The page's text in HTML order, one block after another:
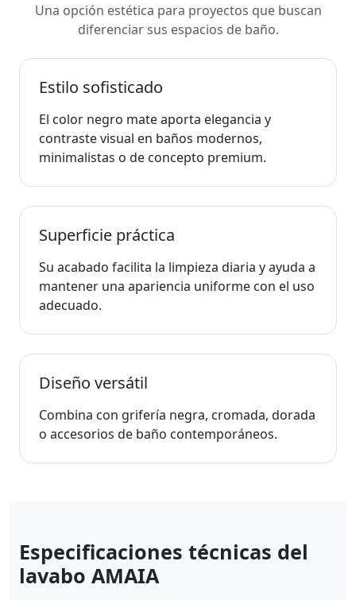
Una opción estética para proyectos que buscan
diferenciar sus espacios de baño.
Estilo sofisticado
El color negro mate aporta elegancia y
contraste visual en baños modernos,
minimalistas o de concepto premium.
Superficie práctica
Su acabado facilita la limpieza diaria y ayuda a
mantener una apariencia uniforme con el uso
adecuado.
Diseño versátil
Combina con grifería negra, cromada, dorada
o accesorios de baño contemporáneos.
Especificaciones técnicas del
lavabo AMAIA